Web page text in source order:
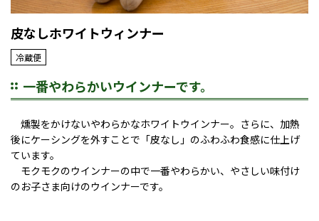
皮なしホワイトウィンナー
冷蔵便
一番やわらかいウインナーです。
燻製をかけないやわらかなホワイトウインナー。さらに、加熱
後にケーシングを外すことで「皮なし」のふわふわ食感に仕上げ
ています。
モクモクのウインナーの中で一番やわらかい、やさしい味付け
のお子さま向けのウインナーです。